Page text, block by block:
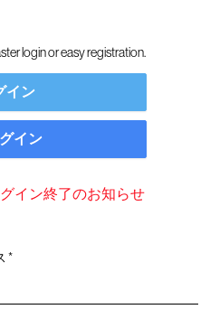
login or easy registration.
イン
イン
グイン終了のお知らせ
*必